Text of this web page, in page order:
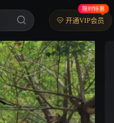
开通VIP会员
限时特惠